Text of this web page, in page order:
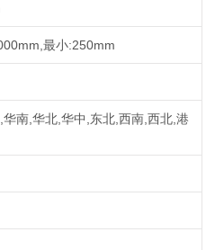
最小:250mm
南,华北,华中,东北,西南,西北,港